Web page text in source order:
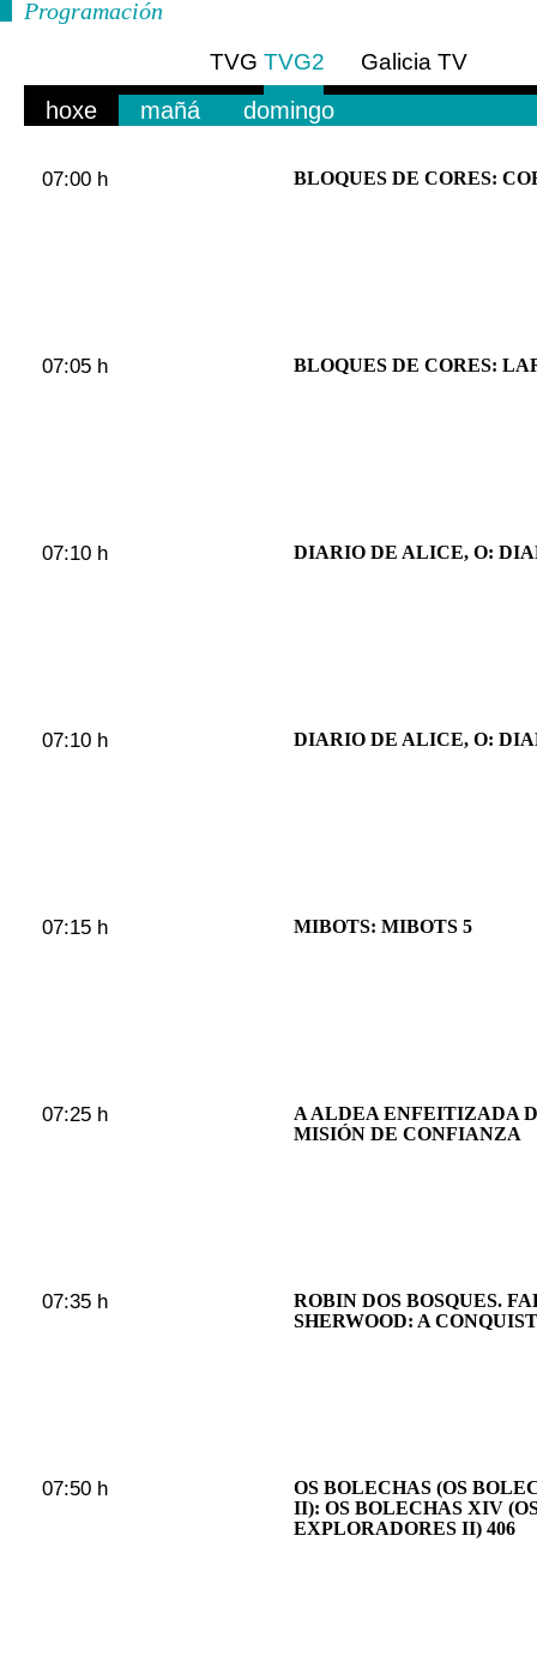
Programación
TVG TVG2
Galicia TV
hoxe mañá domingo
07:00 h BLOQUES DE CORES:
07:05 h BLOQUES DE CORES:
07:10 h DIARIO DE ALICE, O:
07:10 h DIARIO DE ALICE, O:
07:15 h MIBOTS: MIBOTS 5
07:25 h
A ALDEA ENFEITIZADA
MISIÓN DE CONFIANZA
07:35 h
ROBIN DOS BOSQUES.
SHERWOOD: A
07:50 h
OS BOLECHAS (OS
II): OS BOLECHAS XIV
EXPLORADORES II) 406